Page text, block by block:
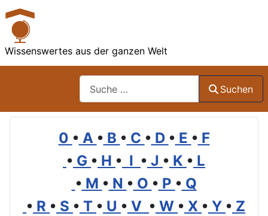
Wissenswertes aus der ganzen Welt
Suchen
0 • A • B • C • D • E • F
• G • H • I • J • K • L
• M • N • O • P • Q
• R • S • T • U • V • W • X • Y • Z